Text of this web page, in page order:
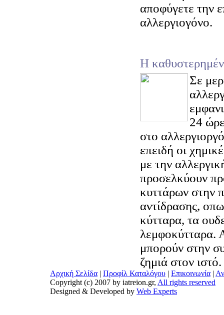
αποφύγετε την
αλλεργιογόνο.
Η
Σε
24
στο
επειδή οι
με την
προσελκύουν
κυττάρων στην
αντίδρασης,
κύτταρα, τα
λεμφοκύτταρα.
μπορούν στην
ζημιά στον ιστό.
Αρχική Σελίδα | Προφίλ Καταλόγου | Επικοινωνία |
Copyright (c) 2007 by iatreion.gr, All rights reserved
Designed & Developed by Web Experts